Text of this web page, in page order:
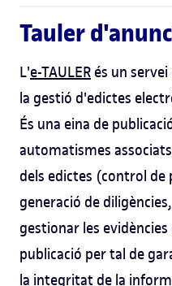
Tauler
L'e-TAULER és un
la gestió d'edictes
És una eina de
automatismes
dels edictes (control de
generació de
gestionar les
publicació per tal de
la integritat de la